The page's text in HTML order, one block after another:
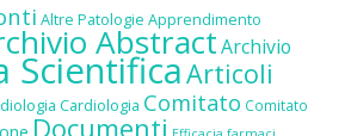
Altre Patologie Apprendimento
AbstractArchivio
ScientificaArticoli
Cardiologia Comitato Comitato
Documenti